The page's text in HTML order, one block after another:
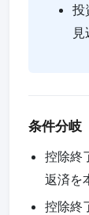
投
条件分岐
控除終
返済を
控除終